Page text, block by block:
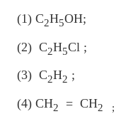
(1) C2H5OH;
(2) C2H5Cl
(3) C2H2 ;
(4) CH2 = CH2 ;